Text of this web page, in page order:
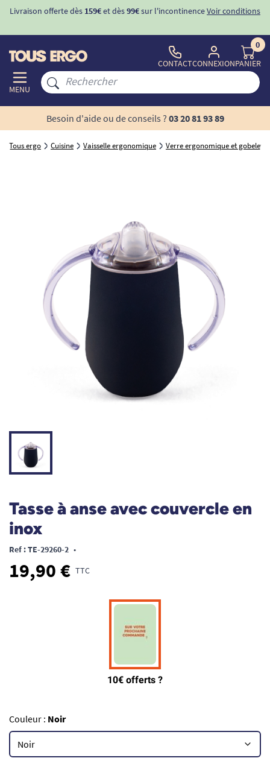
Livraison offerte dès 159€et dès99€sur l'incontinenceVoir conditions
MENU
CONTACTCONNEXION
0
PANIER
Besoin d'aide ou de conseils ? 03 20 81 93 89
Tous ergo Cuisine Vaisselle ergonomique Verre ergonomique et gobelet
Tasse à anse avec couvercle en
inox
Ref : TE-29260-2 •
19,90 € TTC
Couleur : Noir